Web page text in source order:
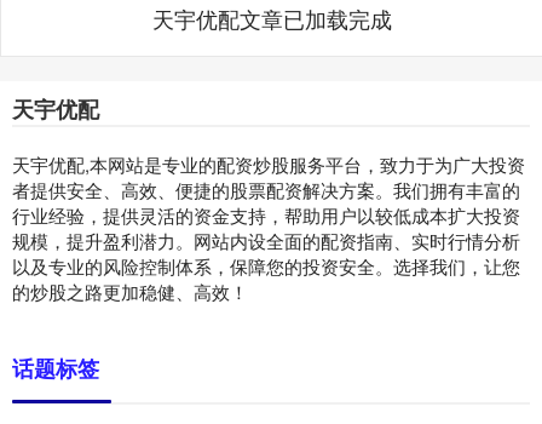
天宇优配文章已加载完成
天宇优配
天宇优配,本网站是专业的配资炒股服务平台，致力于为广大投资
者提供安全、高效、便捷的股票配资解决方案。我们拥有丰富的
行业经验，提供灵活的资金支持，帮助用户以较低成本扩大投资
规模，提升盈利潜力。网站内设全面的配资指南、实时行情分析
以及专业的风险控制体系，保障您的投资安全。选择我们，让您
的炒股之路更加稳健、高效！
话题标签